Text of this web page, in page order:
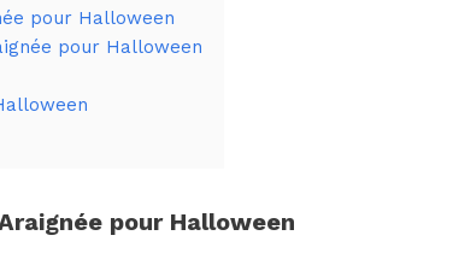
pour Halloween
pour Halloween
pour Halloween